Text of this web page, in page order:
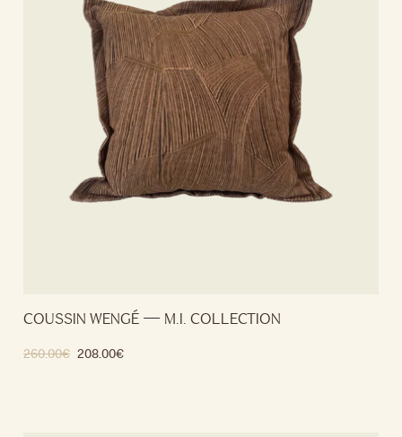
COUSSIN WENGÉ — M.I. COLLECTION
260.00€ 208.00€